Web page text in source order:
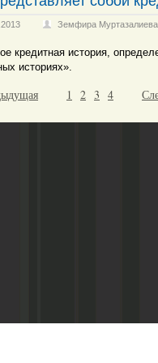
Земфира Муртазалиева
кредитная история,
историях».
1 2 3 4